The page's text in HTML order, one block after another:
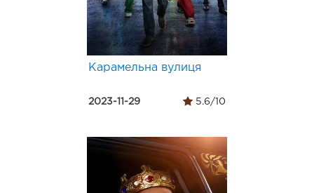
Карамельна вулиця
2023-11-29 5.6/10